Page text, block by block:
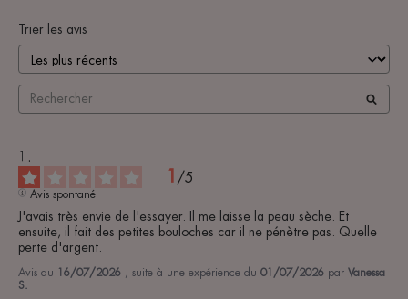
Trier les avis
1 /5
Avis spontané
J'avais très envie de l'essayer. Il me laisse la peau sèche. Et
ensuite, il fait des petites bouloches car il ne pénètre pas. Quelle
perte d'argent.
Avis du 16/07/2026 , suite à une expérience du 01/07/2026 par Vanessa
S.